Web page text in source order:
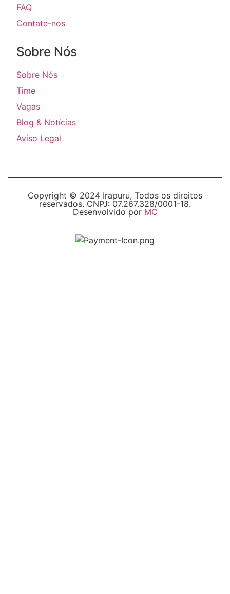
FAQ
Contate-nos
Sobre Nós
Sobre Nós
Time
Vagas
Blog & Notícias
Aviso Legal
Copyright © 2024 Irapuru, Todos os direitos
reservados. CNPJ: 07.267.328/0001-18.
Desenvolvido por MC